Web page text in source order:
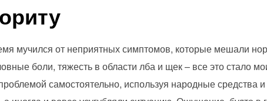
мучился от неприятных симптомов, которые мешали
боли, тяжесть в области лба и щек – все это стало
самостоятельно, используя народные средства